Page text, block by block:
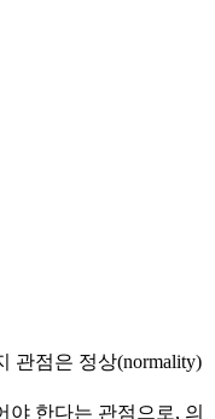
관점은 정상(normality)
야 한다는 관점으로, 의